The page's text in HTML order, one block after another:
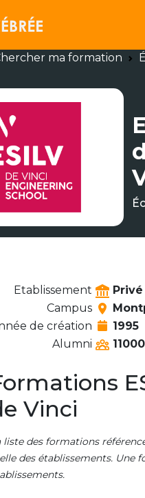
ma formation
Etablissement
Privé
Campus
de création
1995
Alumni
11000
Vinci
liste des formations
des établissements. Une